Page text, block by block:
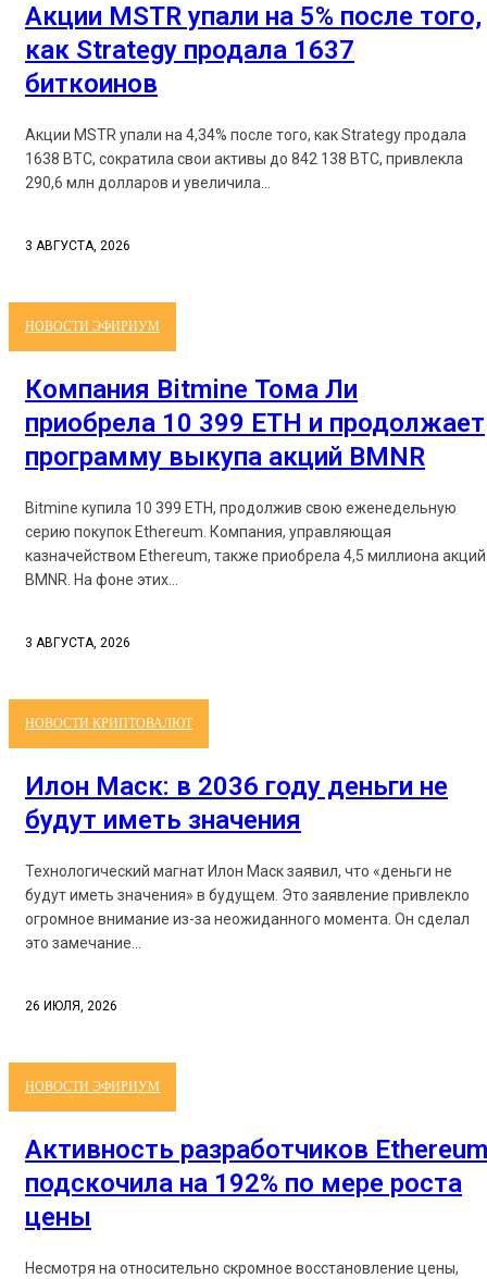
Акции MSTR упали на 5% после того,
как Strategy продала 1637
биткоинов
Акции MSTR упали на 4,34% после того, как Strategy продала
1638 BTC, сократила свои активы до 842 138 BTC, привлекла
290,6 млн долларов и увеличила...
3 АВГУСТА, 2026
НОВОСТИ ЭФИРИУМ
Компания Bitmine Тома Ли
приобрела 10 399 ETH и продолжает
программу выкупа акций BMNR
Bitmine купила 10 399 ETH, продолжив свою еженедельную
серию покупок Ethereum. Компания, управляющая
казначейством Ethereum, также приобрела 4,5 миллиона акций
BMNR. На фоне этих...
3 АВГУСТА, 2026
НОВОСТИ КРИПТОВАЛЮТ
Илон Маск: в 2036 году деньги не
будут иметь значения
Технологический магнат Илон Маск заявил, что «деньги не
будут иметь значения» в будущем. Это заявление привлекло
огромное внимание из-за неожиданного момента. Он сделал
это замечание...
26 ИЮЛЯ, 2026
НОВОСТИ ЭФИРИУМ
Активность разработчиков Ethereum
подскочила на 192% по мере роста
цены
Несмотря на относительно скромное восстановление цены,